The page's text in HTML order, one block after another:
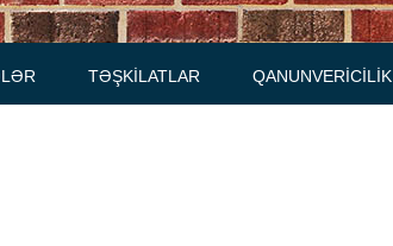
qaydalar
TƏŞKILATLAR
Vəkil qurumları
QANUNVERICILIK